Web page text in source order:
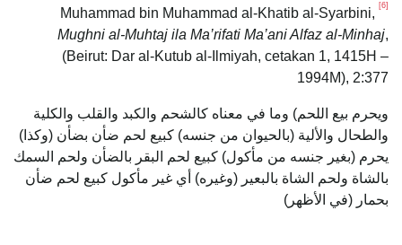
[6]
Mughni al-Muhtaj ila Ma’rifati Ma’ani Alfaz al-Minhaj,
(Beirut: Dar al-Kutub al-Ilmiyah, cetakan 1, 1415H –
1994M), 2:377
ويحرم بيع اللحم) وما في معناه كالشحم والكبد والقلب والكلية
والطحال والألية (بالحيوان من جنسه) كبيع لحم ضأن بضأن (وكذا)
يحرم (بغير جنسه من مأكول) كبيع لحم البقر بالضأن ولحم السمك
بالشاة ولحم الشاة بالبعير (وغيره) أي غير مأكول كبيع لحم ضأن
بحمار (في الأظهر)